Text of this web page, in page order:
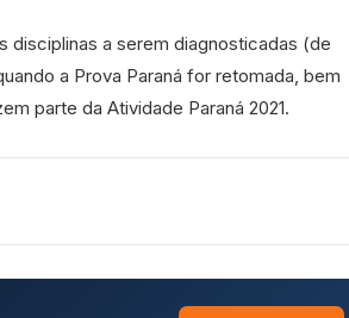
disciplinas a serem diagnosticadas (de
a Prova Paraná for retomada, bem
parte da Atividade Paraná 2021.